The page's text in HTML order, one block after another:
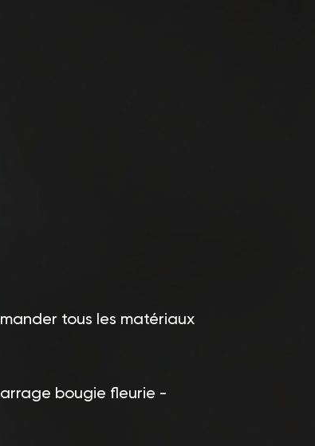
tous les matériaux
bougie fleurie -